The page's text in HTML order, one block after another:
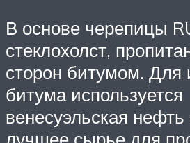
В основе черепицы
стеклохолст,
сторон битумом. Для
битума используется
венесуэльская нефть